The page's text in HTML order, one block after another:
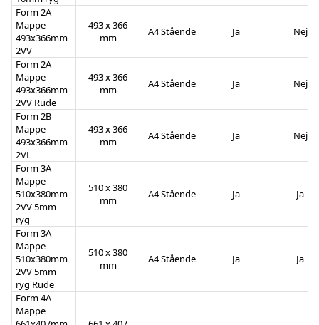
Form 2A
Mappe
493x366mm
2VV
493 x 366
mm
A4 Stående Ja Nej
Form 2A
Mappe
493x366mm
2VV Rude
493 x 366
mm
A4 Stående Ja Nej
Form 2B
Mappe
493x366mm
2VL
493 x 366
mm
A4 Stående Ja Nej
Form 3A
Mappe
510x380mm
2VV 5mm
ryg
510 x 380
mm
A4 Stående Ja Ja
Form 3A
Mappe
510x380mm
2VV 5mm
ryg Rude
510 x 380
mm
A4 Stående Ja Ja
Form 4A
Mappe